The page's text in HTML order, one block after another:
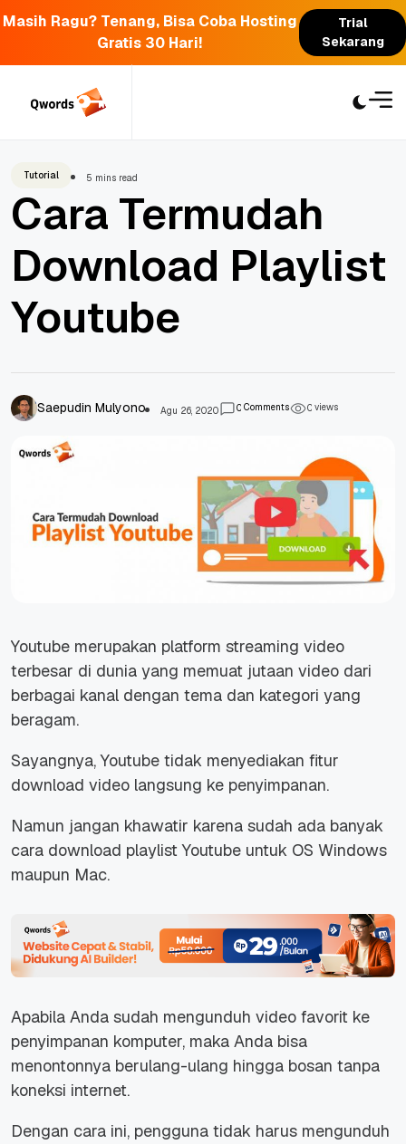
Masih Ragu? Tenang, Bisa Coba Hosting
Gratis 30 Hari!
Trial
Sekarang
Tutorial 5 mins read
Cara Termudah
Download Playlist
Youtube
Saepudin Mulyono Agu 26, 2020 0Comments 0views
Youtube merupakan platform streaming video
terbesar di dunia yang memuat jutaan video dari
berbagai kanal dengan tema dan kategori yang
beragam.
Sayangnya, Youtube tidak menyediakan fitur
download video langsung ke penyimpanan.
Namun jangan khawatir karena sudah ada banyak
cara download playlist Youtube untuk OS Windows
maupun Mac.
Apabila Anda sudah mengunduh video favorit ke
penyimpanan komputer, maka Anda bisa
menontonnya berulang-ulang hingga bosan tanpa
koneksi internet.
Dengan cara ini, pengguna tidak harus mengunduh